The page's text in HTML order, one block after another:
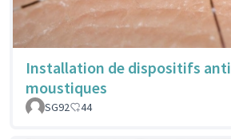
Installation de dispositifs anti
moustiques
SG92 44